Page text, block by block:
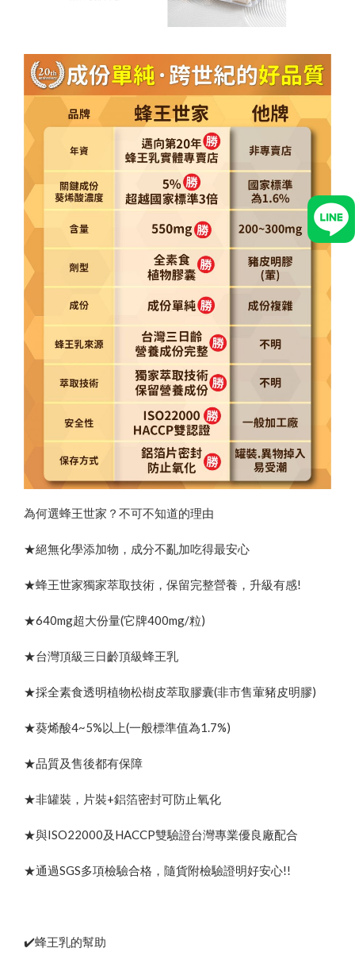
為何選蜂王世家？不可不知道的理由
★絕無化學添加物，成分不亂加吃得最安心
★蜂王世家獨家萃取技術，保留完整營養，升級有感!
★640mg超大份量(它牌400mg/粒)
★台灣頂級三日齡頂級蜂王乳
★採全素食透明植物松樹皮萃取膠囊(非市售葷豬皮明膠)
★葵烯酸4~5%以上(一般標準值為1.7%)
★品質及售後都有保障
★非罐裝，片裝+鋁箔密封可防止氧化
★與ISO22000及HACCP雙驗證台灣專業優良廠配合
★通過SGS多項檢驗合格，隨貨附檢驗證明好安心!!
✔️蜂王乳的幫助